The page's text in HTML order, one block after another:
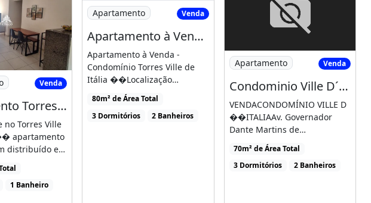
e cidade
com Venda
Apartamento Torres D ��Itália Sol da Manhã 3 Quartos 2 Vagas Próximo à Selfit e C
no Torres Ville
apartamento
distribuído e
[...]
1 Banheiro
Imagem: Apartamento à Venda - Condomínio Torres
Apartamento Venda
Apartamento à Venda - Condomínio Torres Ville de Itália
Apartamento à Venda -
Condomínio Torres Ville de
Itália ��Localização
Privilegiada Av. Dos
Trabalhadores. [...]
80m² de Área Total
3 Dormitórios
2 Banheiros
Imagem: Condominio Ville D´italia
Apartamento Venda
Condominio Ville D´italia
VENDACONDOMÍNIO VILLE D
��ITALIAAv. Governador
Dante Martins de
OliveiraPróximo ao comper e
parque [...]
70m² de Área Total
3 Dormitórios
2 Banheiros